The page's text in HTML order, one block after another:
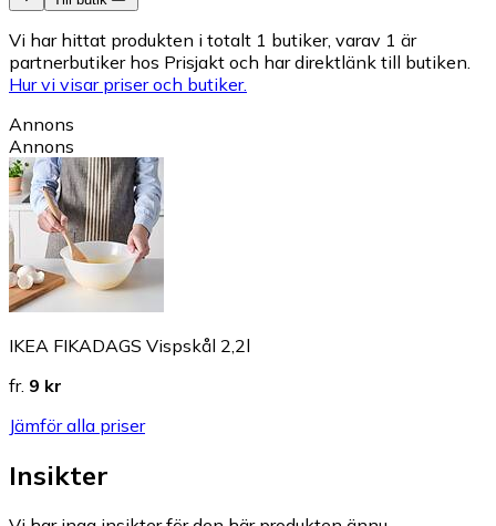
Vi har hittat produkten i totalt 1 butiker, varav 1 är
partnerbutiker hos Prisjakt och har direktlänk till butiken.
Hur vi visar priser och butiker.
Annons
Annons
IKEA FIKADAGS Vispskål 2,2l
fr. 9 kr
Jämför alla priser
Insikter